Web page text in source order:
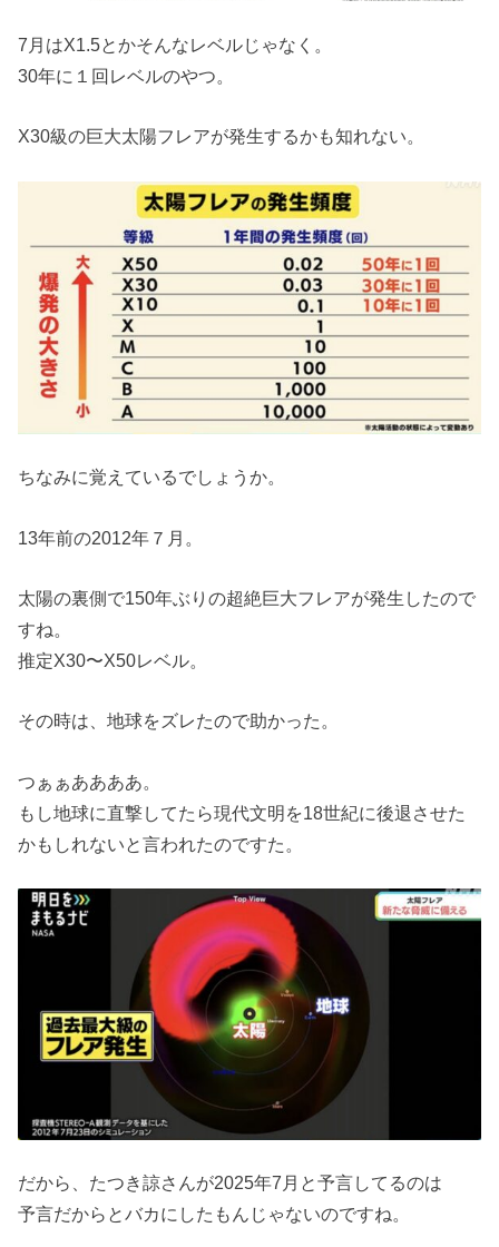
7月はX1.5とかそんなレベルじゃなく。
30年に１回レベルのやつ。
X30級の巨大太陽フレアが発生するかも知れない。
ちなみに覚えているでしょうか。
13年前の2012年７月。
太陽の裏側で150年ぶりの超絶巨大フレアが発生したので
すね。
推定X30〜X50レベル。
その時は、地球をズレたので助かった。
つぁぁああああ。
もし地球に直撃してたら現代文明を18世紀に後退させた
かもしれないと言われたのですた。
だから、たつき諒さんが2025年7月と予言してるのは
予言だからとバカにしたもんじゃないのですね。